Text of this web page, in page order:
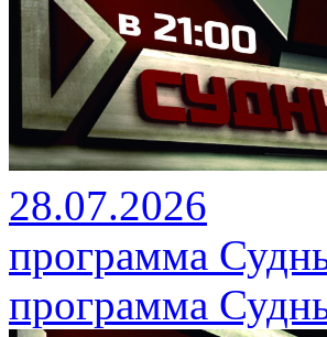
28.07.2026
программа
программа